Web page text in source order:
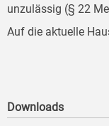
unzulässig (§ 22
Auf die aktuelle
Downloads